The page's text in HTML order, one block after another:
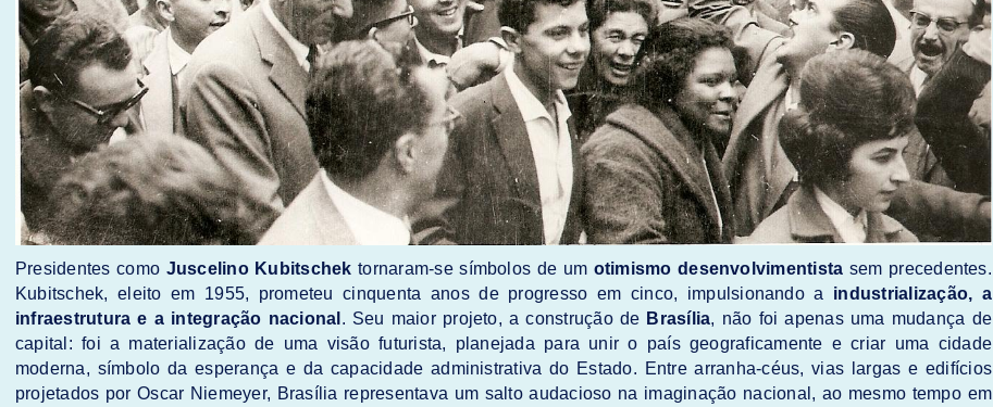
Presidentes como Juscelino Kubitschek tornaram-se símbolos de um otimismo desenvolvimentista sem precedentes.
Kubitschek, eleito em 1955, prometeu cinquenta anos de progresso em cinco, impulsionando a industrialização, a
infraestrutura e a integração nacional . Seu maior projeto, a construção de Brasília, não foi apenas uma mudança de
capital: foi a materialização de uma visão futurista, planejada para unir o país geograficamente e criar uma cidade
moderna, símbolo da esperança e da capacidade administrativa do Estado. Entre arranha-céus, vias largas e edifícios
projetados por Oscar Niemeyer, Brasília representava um salto audacioso na imaginação nacional, ao mesmo tempo em